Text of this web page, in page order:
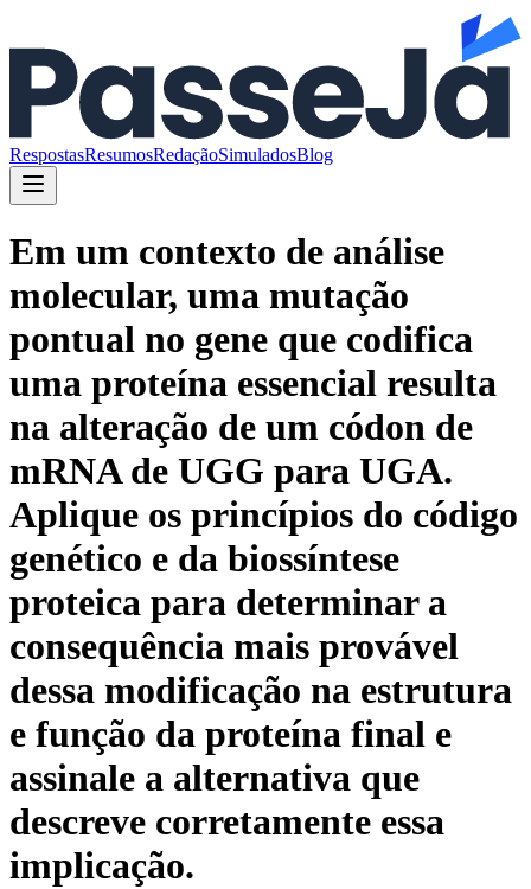
RespostasResumosRedaçãoSimuladosBlog
Em um contexto de análise
molecular, uma mutação
pontual no gene que codifica
uma proteína essencial resulta
na alteração de um códon de
mRNA de UGG para UGA.
Aplique os princípios do código
genético e da biossíntese
proteica para determinar a
consequência mais provável
dessa modificação na estrutura
e função da proteína final e
assinale a alternativa que
descreve corretamente essa
implicação.